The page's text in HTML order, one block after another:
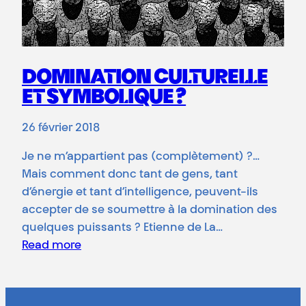
DOMINATION CULTURELLE
ET SYMBOLIQUE ?
26 février 2018
Je ne m’appartient pas (complètement) ?…
Mais comment donc tant de gens, tant
d’énergie et tant d’intelligence, peuvent-ils
accepter de se soumettre à la domination des
quelques puissants ? Etienne de La…
Read more